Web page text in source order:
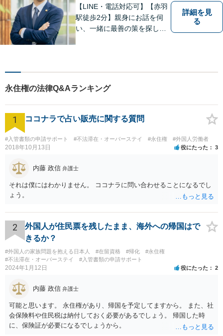
ください。
【LINE・電話対応可】【赤羽
駅徒歩2分】親身にお話を伺
い、一緒に最善の策を探しま
護をします。他士業との連携
あり【初回面談無料】
詳細を見
る
永住権の法律Q&Aランキング
1 ココナラで占い販売に関する質問
#入管書類の申請サポート #不法滞在・オーバーステイ #永住権 #外国人労働者
2018年10月13日 役にたった 3
内藤 政信 弁護士
それは僕にはわかりません。 ココナラに問い合わせることになるでし
ょう。
2
外国人が住民票を残したまま、海外への帰国はで
きるか？
#外国人の家族問題を抱える日本人 #在留資格 #帰化
#永住権
#不法滞在・オーバーステイ
#入管書類の申請サポート
2024年1月12日 役にたった 2
内藤 政信 弁護士
可能と思います。 永住権があり、帰国を予定してますから。 また、社
会保険料や住民税は納付しておく必要があるでしょう。 帰国した時
に、保険証が必要になるでしょうから。